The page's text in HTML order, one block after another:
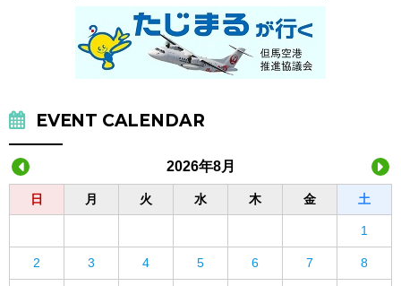
EVENT CALENDAR
2026年8月
日 月 火 水 木 金 土
1
2 3 4 5 6 7 8